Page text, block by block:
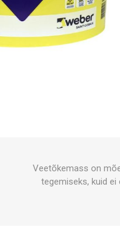
Veetõkemass on
tegemiseks, kuid